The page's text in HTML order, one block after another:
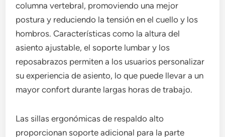
columna vertebral, promoviendo una mejor
postura y reduciendo la tensión en el cuello y los
hombros. Características como la altura del
asiento ajustable, el soporte lumbar y los
reposabrazos permiten a los usuarios personalizar
su experiencia de asiento, lo que puede llevar a un
mayor confort durante largas horas de trabajo.
Las sillas ergonómicas de respaldo alto
proporcionan soporte adicional para la parte